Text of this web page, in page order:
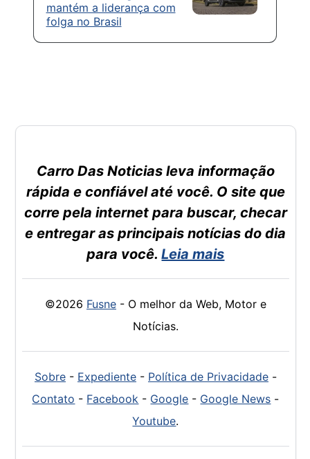
mantém a liderança com
folga no Brasil
Carro Das Noticias leva informação
rápida e confiável até você. O site que
corre pela internet para buscar, checar
e entregar as principais notícias do dia
para você.Leia mais
©2026 Fusne- O melhor da Web, Motor e
Notícias.
Sobre- Expediente- Política de Privacidade-
Contato - Facebook - Google - Google News -
Youtube.